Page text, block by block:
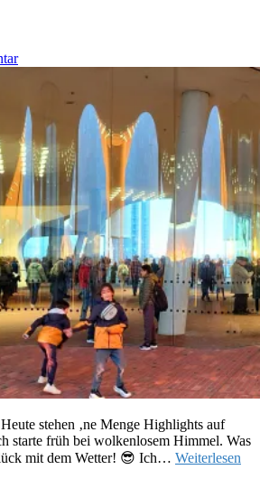
stehen ‚ne Menge Highlights auf
starte früh bei wolkenlosem Himmel. Was
mit dem Wetter! 😎 Ich… Weiterlesen